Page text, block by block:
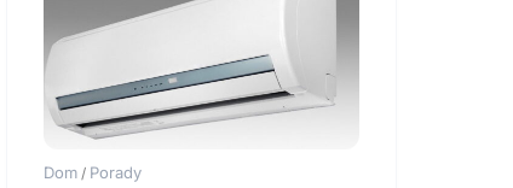
Dom / Porady